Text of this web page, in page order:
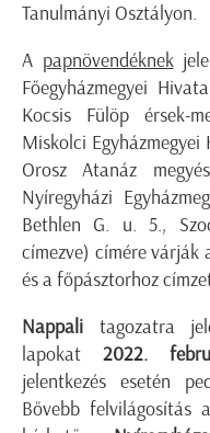
Tanulmányi Osztályon.
A papnövendéknek
Főegyházmegyei
Kocsis Fülöp érsek-
Miskolci
Orosz Atanáz
Nyíregyházi
Bethlen G. u. 5.,
címezve) címére
és a főpásztorhoz
Nappali tagozatra
lapokat2022.
jelentkezés esetén
Bővebb felvilágosítás